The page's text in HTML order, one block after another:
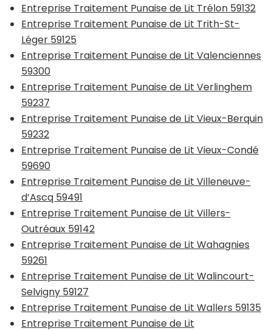
Entreprise Traitement Punaise de Lit Trélon 59132
Entreprise Traitement Punaise de Lit Trith-St-
Léger 59125
Entreprise Traitement Punaise de Lit Valenciennes
59300
Entreprise Traitement Punaise de Lit Verlinghem
59237
Entreprise Traitement Punaise de Lit Vieux-Berquin
59232
Entreprise Traitement Punaise de Lit Vieux-Condé
59690
Entreprise Traitement Punaise de Lit Villeneuve-
d’Ascq 59491
Entreprise Traitement Punaise de Lit Villers-
Outréaux 59142
Entreprise Traitement Punaise de Lit Wahagnies
59261
Entreprise Traitement Punaise de Lit Walincourt-
Selvigny 59127
Entreprise Traitement Punaise de Lit Wallers 59135
Entreprise Traitement Punaise de Lit